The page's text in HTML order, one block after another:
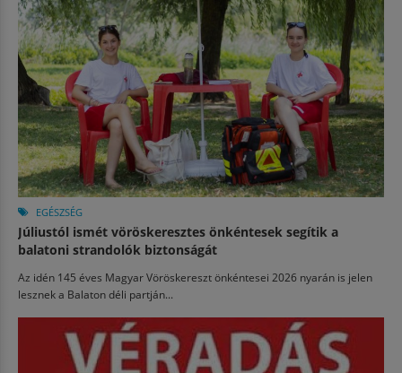
EGÉSZSÉG
Júliustól ismét vöröskeresztes önkéntesek segítik a
balatoni strandolók biztonságát
Az idén 145 éves Magyar Vöröskereszt önkéntesei 2026 nyarán is jelen
lesznek a Balaton déli partján...